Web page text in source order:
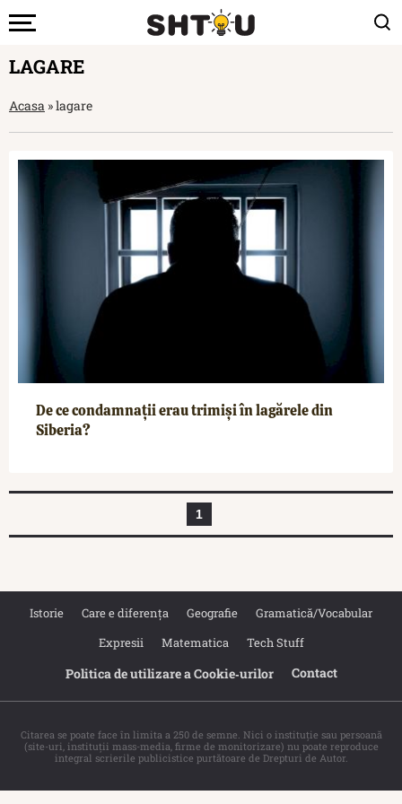
LAGARE
Acasa »lagare
De ce condamnații erau trimiși în lagărele din
Siberia?
1
Istorie Care e diferența Geografie
Gramatică/Vocabular
Expresii
Matematica Tech Stuff
Politica de utilizare a Cookie‐urilor Contact
Citarea se poate face în limita a 250 de semne. Nici o instituţie sau persoană
(site-uri, instituţii mass-media, firme de monitorizare) nu poate reproduce
integral scrierile publicistice purtătoare de Drepturi de Autor.